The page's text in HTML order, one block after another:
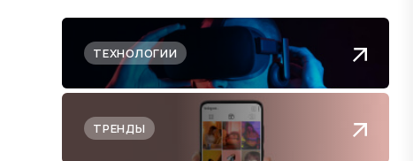
ТЕХНОЛОГИИ
ТРЕНДЫ